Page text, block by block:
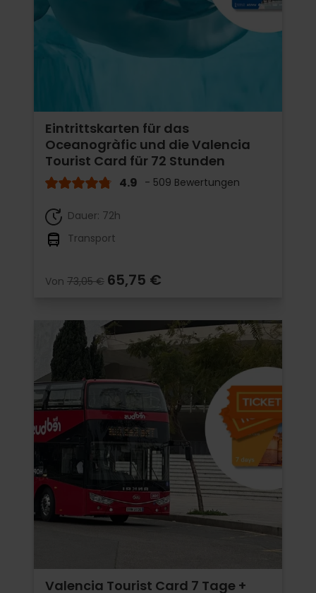
Eintrittskarten für das
Oceanogràfic und die Valencia
Tourist Card für 72 Stunden
4.9 - 509 Bewertungen
Dauer: 72h
Transport
Von 73,05 € 65,75 €
Valencia Tourist Card 7 Tage +